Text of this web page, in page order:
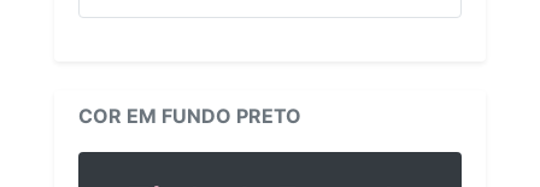
COR EM FUNDO PRETO